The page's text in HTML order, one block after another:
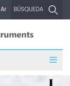
BÚSQUEDA
Ar